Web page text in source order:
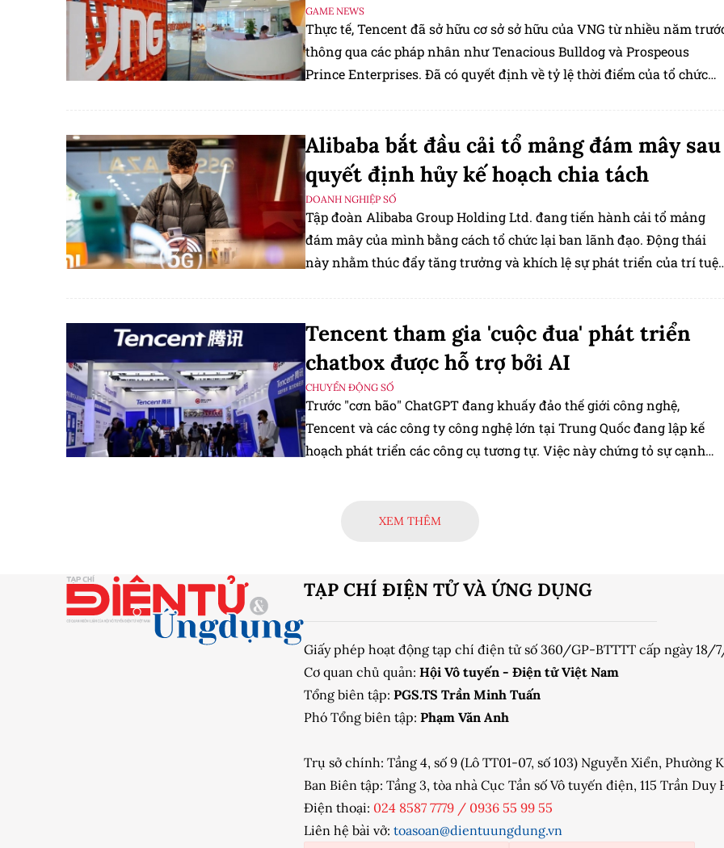
GAME NEWS
Thực tế, Tencent đã sở hữu cơ sở sở hữu của VNG từ nhiều năm
thông qua các pháp nhân như Tenacious Bulldog và Prospeous
Prince Enterprises. Đã có quyết định về tỷ lệ thời điểm của tổ chức
Alibaba bắt đầu cải tổ mảng đám mây sau
quyết định hủy kế hoạch chia tách
DOANH NGHIỆP SỐ
Tập đoàn Alibaba Group Holding Ltd. đang tiến hành cải tổ mảng
đám mây của mình bằng cách tổ chức lại ban lãnh đạo. Động thái
này nhằm thúc đẩy tăng trưởng và khích lệ sự phát triển của trí tuệ
Tencent tham gia 'cuộc đua' phát triển
chatbox được hỗ trợ bởi AI
CHUYỂN ĐỘNG SỐ
Trước "cơn bão" ChatGPT đang khuấy đảo thế giới công nghệ,
Tencent và các công ty công nghệ lớn tại Trung Quốc đang lập kế
hoạch phát triển các công cụ tương tự. Việc này chứng tỏ sự cạnh
để chiếm lĩnh thị trường.
XEM THÊM
TẠP CHÍ ĐIỆN TỬ VÀ ỨNG DỤNG
Giấy phép hoạt động tạp chí điện tử số 360/GP-BTTTT cấp ngày 18/
Cơ quan chủ quản: Hội Vô tuyến - Điện tử Việt Nam
Tổng biên tập: PGS.TS Trần Minh Tuấn
Phó Tổng biên tập: Phạm Văn Anh
Trụ sở chính: Tầng 4, số 9 (Lô TT01-07, số 103) Nguyễn Xiển, Phường
Ban Biên tập: Tầng 3, tòa nhà Cục Tần số Vô tuyến điện, 115 Trần
Điện thoại: 024 8587 7779 / 0936 55 99 55
Liên hệ bài vở: toasoan@dientuungdung.vn